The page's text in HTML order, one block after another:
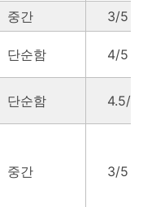
중간
3/5
단순함 4/5
단순함 4.5/5
중간 3/5